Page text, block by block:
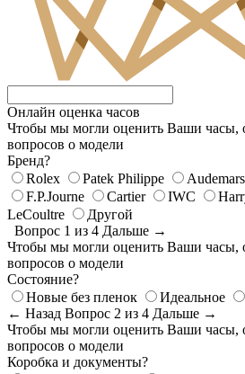
Онлайн оценка часов
Чтобы мы могли оценить Ваши часы,
вопросов о модели
Бренд?
Rolex
Patek Philippe
F.P.Journe
Cartier IWC
LeCoultre
Другой
Вопрос 1 из 4 Дальше →
Чтобы мы могли оценить Ваши часы,
вопросов о модели
Состояние?
Новые без пленок
Идеальное
← Назад Вопрос 2 из 4 Дальше →
Чтобы мы могли оценить Ваши часы,
вопросов о модели
Коробка и документы?